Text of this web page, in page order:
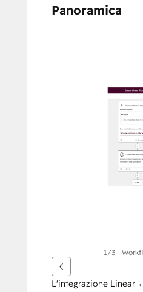
Panoramica
1/3 -
L'integrazione Linear